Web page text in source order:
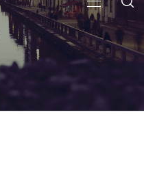
주
메
뉴